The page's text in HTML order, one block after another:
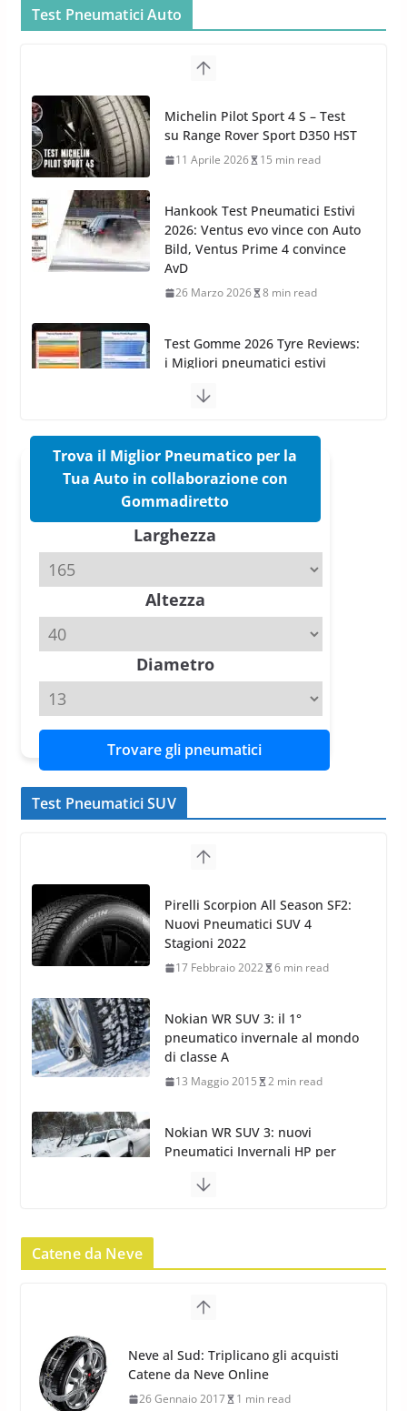
Car Care
26 Marzo 2025 2 min read
Azoto
26 Marzo 2025 2 min read
Test Pneumatici Auto
Hankook Test Pneumatici Estivi
2026: Ventus evo vince con Auto
Bild, Ventus Prime 4 convince
Test Gomme 2026 Tyre Reviews:
i Migliori pneumatici estivi
sportivi a confronto
Pirelli Cinturato 2026: due
confermano il salto tecnico del
Pirelli P Zero Trofeo RS: per
Tyre Reviews è la gomma semi-
slick da battere
Michelin Pilot Sport 4 S – Test
su Range Rover Sport D350 HST
11 Aprile 2026 15 min read
Trova il Miglior Pneumatico per la
Tua Auto in collaborazione con
Gommadiretto
Larghezza
Altezza
Diametro
Trovare gli pneumatici
Test Pneumatici SUV
Nokian WR SUV 3: il 1°
pneumatico invernale al mondo
di classe A
13 Maggio 2015 2 min read
Nokian WR SUV 3: nuovi
Pneumatici Invernali HP per
condizioni invernali difficili
23 Aprile 2013 9 min read
Yokohama Geolandar G073: nuovi
22 Novembre 2012
Pirelli Scorpion Winter 2: Nuovi
17 Febbraio 2022
Pirelli Scorpion All Season SF2:
Nuovi Pneumatici SUV 4
Stagioni 2022
Catene da Neve
Catene da Neve Arexons Easy
Chains Plus
10 Novembre 2014 1 min read